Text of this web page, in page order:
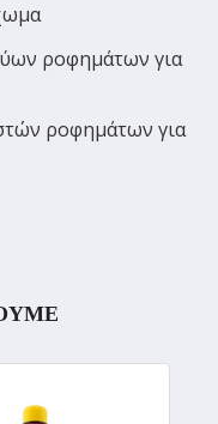
ροφημάτων για
ροφημάτων για